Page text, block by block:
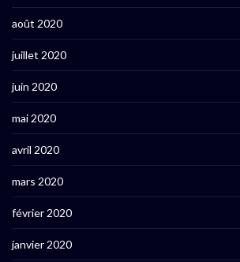
août 2020
juillet 2020
juin 2020
mai 2020
avril 2020
mars 2020
février 2020
janvier 2020